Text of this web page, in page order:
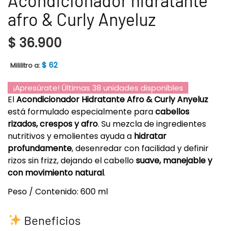
afro & Curly Anyeluz
$ 36.900
Mililitro a:$ 62
¡Apresúrate! Últimas 38 unidades disponibles
ElAcondicionador Hidratante Afro & Curly Anyeluz
está formulado especialmente paracabellos
rizados, crespos y afro. Su mezcla de ingredientes
nutritivos y emolientes ayuda a hidratar
profundamente, desenredar con facilidad y definir
rizos sin frizz, dejando el cabellosuave, manejable y
con movimiento natural.
Peso / Contenido: 600 ml
Beneficios